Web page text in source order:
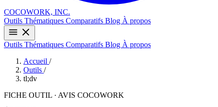
COCOWORK, INC.
Outils Thématiques Comparatifs Blog À propos
Outils Thématiques Comparatifs Blog À propos
Accueil /
Outils /
tl;dv
FICHE OUTIL · AVIS COCOWORK